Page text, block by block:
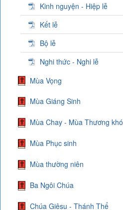
Kinh nguyện - Hiệp lễ
Kết lễ
Bộ lễ
Nghi thức - Nghi lễ
Mùa Vọng
Mùa Giáng Sinh
Mùa Chay - Mùa Thương khó
Mùa Phục sinh
Mùa thường niên
Ba Ngôi Chúa
Chúa Giêsu - Thánh Thể